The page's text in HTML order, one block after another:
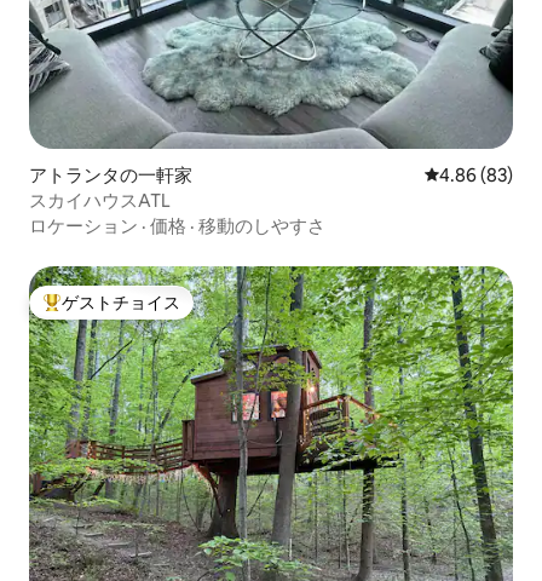
アトランタの一軒家 レビュー83
4.86 (83)
スカイハウスATL
ロケーション · 価格 · 移動のしやすさ
大好評のゲストチョイスです。
ゲストチョイス